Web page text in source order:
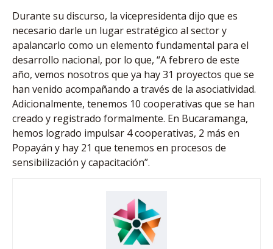
Durante su discurso, la vicepresidenta dijo que es
necesario darle un lugar estratégico al sector y
apalancarlo como un elemento fundamental para el
desarrollo nacional, por lo que, “A febrero de este
año, vemos nosotros que ya hay 31 proyectos que se
han venido acompañando a través de la asociatividad.
Adicionalmente, tenemos 10 cooperativas que se han
creado y registrado formalmente. En Bucaramanga,
hemos logrado impulsar 4 cooperativas, 2 más en
Popayán y hay 21 que tenemos en procesos de
sensibilización y capacitación”.